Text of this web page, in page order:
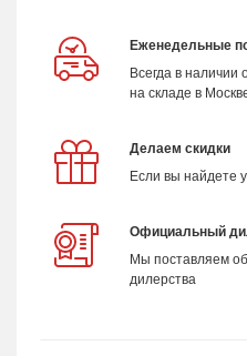
Еженедельные
Всегда в наличии
на складе в
Делаем скидки
Если вы найдете
Официальный
Мы поставляем
дилерства